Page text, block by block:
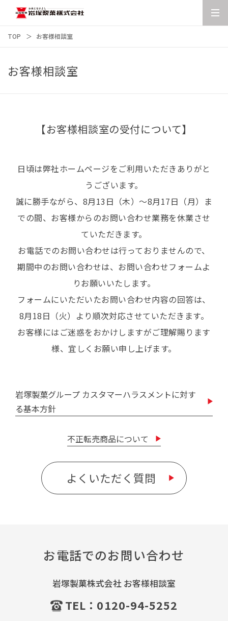
TOP お客様相談室
お客様相談室
【お客様相談室の受付について】
日頃は弊社ホームページをご利用いただきありがと
うございます。
誠に勝手ながら、8月13日（木）～8月17日（月）ま
での間、お客様からのお問い合わせ業務を休業させ
ていただきます。
お電話でのお問い合わせは行っておりませんので、
期間中のお問い合わせは、お問い合わせフォームよ
りお願いいたします。
フォームにいただいたお問い合わせ内容の回答は、
8月18日（火）より順次対応させていただきます。
お客様にはご迷惑をおかけしますがご理解賜ります
様、宜しくお願い申し上げます。
岩塚製菓グループ カスタマーハラスメントに対す
る基本方針
不正転売商品について
よくいただく質問
お電話でのお問い合わせ
岩塚製菓株式会社 お客様相談室
TEL： 0120-94-5252